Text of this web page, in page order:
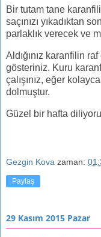
Bir tutam tane
saçınızı yıkadıktan
parlaklık verecek ve
Aldığınız karanfilin
gösteriniz. Kuru
çalışınız, eğer
dolmuştur.
Güzel bir hafta
Gezgin Kova zaman:
Paylaş
29 Kasım 2015 Pazar